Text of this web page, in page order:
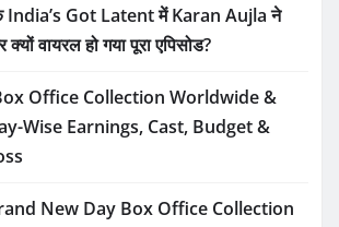
India’s Got Latent में Karan Aujla ने
वायरल हो गया पूरा एपिसोड?
Office Collection Worldwide &
Wise Earnings, Cast, Budget &
New Day Box Office Collection